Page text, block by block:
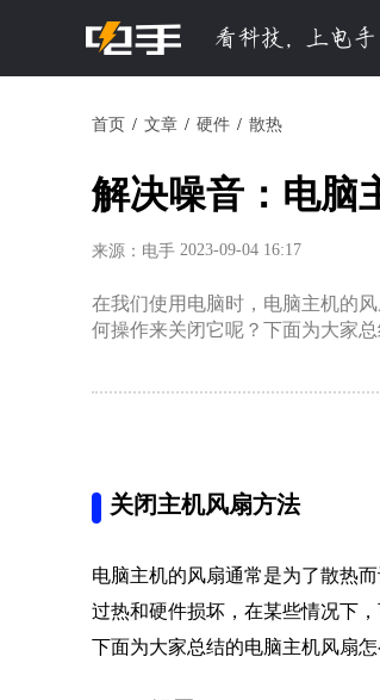
首页 文章 硬件 散热
解决噪音：电脑
来源：电手 2023-09-04 16:17
在我们使用电脑时，电脑主机的
何操作来关闭它呢？下面为大家
关闭主机风扇方法
电脑主机的风扇通常是为了散热
过热和硬件损坏，在某些情况下
下面为大家总结的电脑主机风扇怎